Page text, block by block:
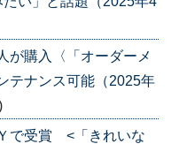
が購入〈「オーダーメ
テナンス可能（2025年
で受賞 <「きれいな